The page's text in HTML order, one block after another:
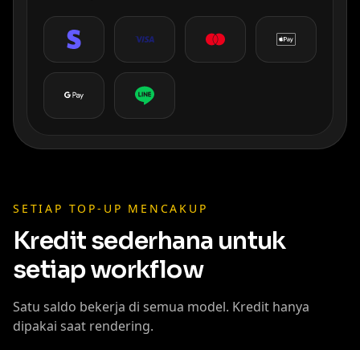
SETIAP TOP-UP MENCAKUP
Kredit sederhana untuk
setiap workflow
Satu saldo bekerja di semua model. Kredit hanya
dipakai saat rendering.